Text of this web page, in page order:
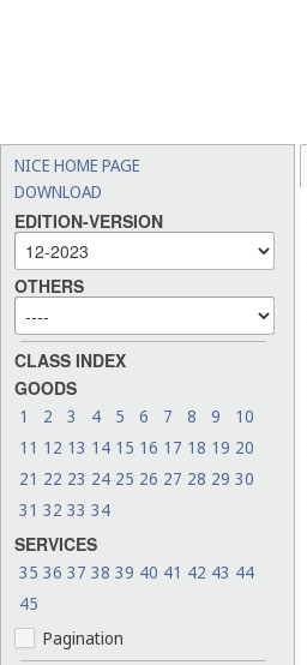
NICE HOME PAGE
DOWNLOAD
EDITION-VERSION
OTHERS
CLASS INDEX
GOODS
1 2 3 4 5 6 7 8 9
10
11 12 13 14 15 16 17 18 19 20
21 22 23 24 25 26 27 28 29 30
31 32 33 34
SERVICES
35 36 37 38 39 40 41 42 43 44
45
Pagination